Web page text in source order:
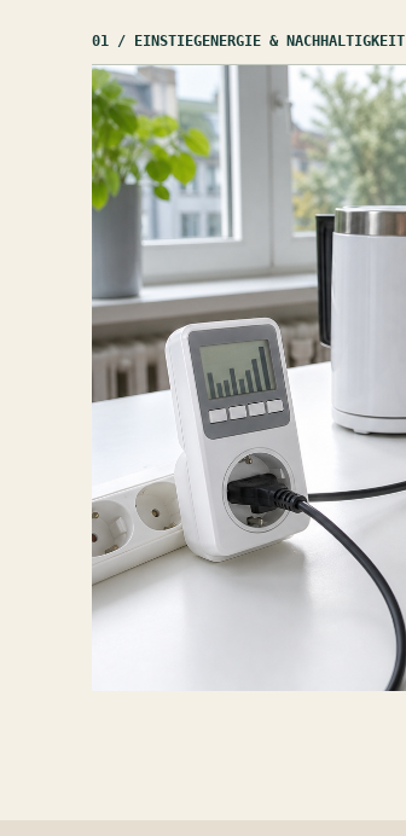
01 / EINSTIEGENERGIE & NACHHALTIGKEIT